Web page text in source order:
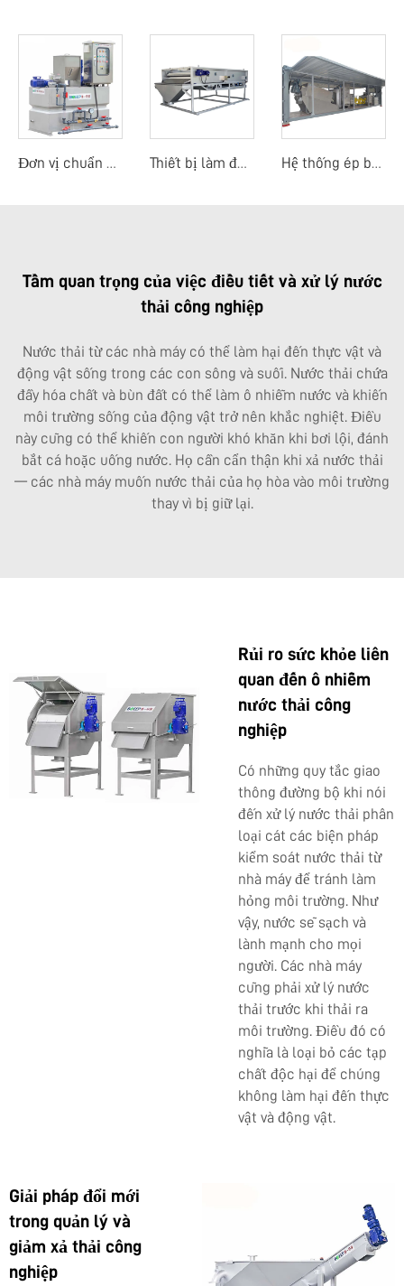
Đơn vị chuẩn bị polymer Thiết bị làm đặc băng tải trọng lực Hệ thống ép bùn di động
Tầm quan trọng của việc điều tiết và xử lý nước
thải công nghiệp
Nước thải từ các nhà máy có thể làm hại đến thực vật và
động vật sống trong các con sông và suối. Nước thải chứa
đầy hóa chất và bùn đất có thể làm ô nhiễm nước và khiến
môi trường sống của động vật trở nên khắc nghiệt. Điều
này cũng có thể khiến con người khó khăn khi bơi lội, đánh
bắt cá hoặc uống nước. Họ cần cẩn thận khi xả nước thải
— các nhà máy muốn nước thải của họ hòa vào môi trường
thay vì bị giữ lại.
Rủi ro sức khỏe liên
quan đến ô nhiễm
nước thải công
nghiệp
Có những quy tắc giao
thông đường bộ khi nói
đến xử lý nước thải phân
loại cát các biện pháp
kiểm soát nước thải từ
nhà máy để tránh làm
hỏng môi trường. Như
vậy, nước sẽ sạch và
lành mạnh cho mọi
người. Các nhà máy
cũng phải xử lý nước
thải trước khi thải ra
môi trường. Điều đó có
nghĩa là loại bỏ các tạp
chất độc hại để chúng
không làm hại đến thực
vật và động vật.
Giải pháp đổi mới
trong quản lý và
giảm xả thải công
nghiệp